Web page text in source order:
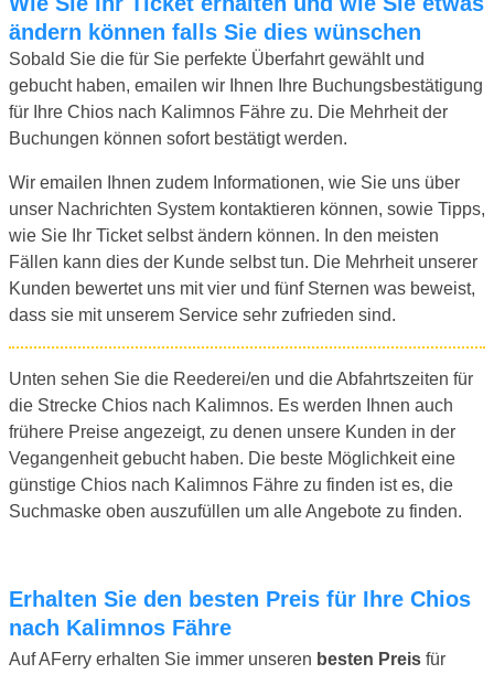
ändern können falls Sie dies wünschen
Sobald Sie die für Sie perfekte Überfahrt gewählt und
gebucht haben, emailen wir Ihnen Ihre Buchungsbestätigung
für Ihre Chios nach Kalimnos Fähre zu. Die Mehrheit der
Buchungen können sofort bestätigt werden.
Wir emailen Ihnen zudem Informationen, wie Sie uns über
unser Nachrichten System kontaktieren können, sowie Tipps,
wie Sie Ihr Ticket selbst ändern können. In den meisten
Fällen kann dies der Kunde selbst tun. Die Mehrheit unserer
Kunden bewertet uns mit vier und fünf Sternen was beweist,
dass sie mit unserem Service sehr zufrieden sind.
Unten sehen Sie die Reederei/en und die Abfahrtszeiten für
die Strecke Chios nach Kalimnos. Es werden Ihnen auch
frühere Preise angezeigt, zu denen unsere Kunden in der
Vegangenheit gebucht haben. Die beste Möglichkeit eine
günstige Chios nach Kalimnos Fähre zu finden ist es, die
Suchmaske oben auszufüllen um alle Angebote zu finden.
Erhalten Sie den besten Preis für Ihre Chios
nach Kalimnos Fähre
Auf AFerry erhalten Sie immer unseren besten Preis für